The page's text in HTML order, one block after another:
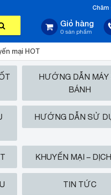
Chăm
Giỏ hàng
0 sản phẩm
mại HOT
HƯỚNG DẪN MÁY
BÁNH
HƯỚNG DẪN SỬ
KHUYẾN MẠI –
TIN TỨC